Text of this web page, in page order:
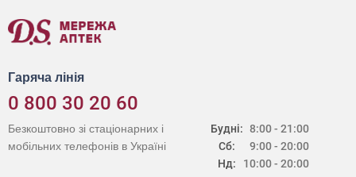
Гаряча лінія
0 800 30 20 60
Будні:
Сб:
Нд:
8:00 - 21:00
9:00 - 20:00
10:00 - 20:00
Безкоштовно зі стаціонарних і
мобільних телефонів в Україні